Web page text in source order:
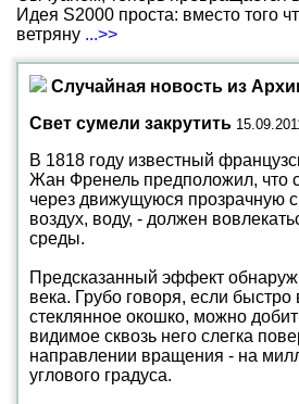
Идея S2000 проста: вместо того
ветряну ...>>
Случайная новость из
Свет сумели закрутить
В 1818 году известный
Жан Френель предположил, что
через движущуюся прозрачную
воздух, воду, - должен
среды.
Предсказанный эффект
века. Грубо говоря, если быстро
стеклянное окошко, можно
видимое сквозь него слегка
направлении вращения - на
углового градуса.